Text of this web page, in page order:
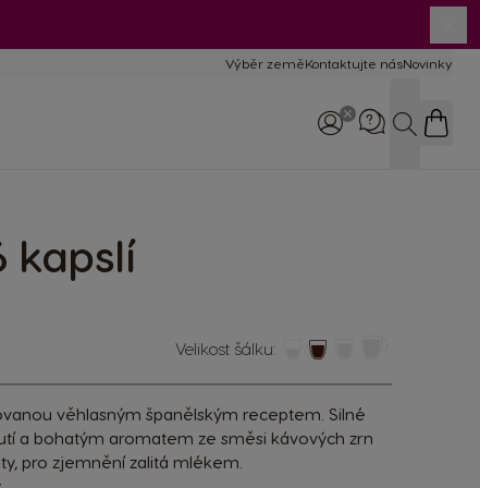
Výběr zeměKontaktujte násNovinky
Hledat
kapslí
Velikost šálku:
věhlasným španělským receptem. Silné
a bohatým aromatem ze směsi kávových zrn
pro zjemnění zalitá mlékem.